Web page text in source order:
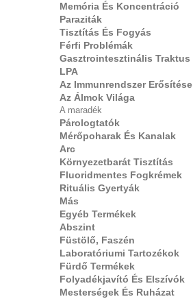
Memória És Koncentráció
Paraziták
Tisztítás És Fogyás
Férfi Problémák
Gasztrointesztinális Traktus
LPA
Az Immunrendszer Erősítése
Az Álmok Világa
A maradék
Párologtatók
Mérőpoharak És Kanalak
Arc
Környezetbarát Tisztítás
Fluoridmentes Fogkrémek
Rituális Gyertyák
Más
Egyéb Termékek
Abszint
Füstölő, Faszén
Laboratóriumi Tartozékok
Fürdő Termékek
Folyadékjavító És Elszívók
Mesterségek És Ruházat